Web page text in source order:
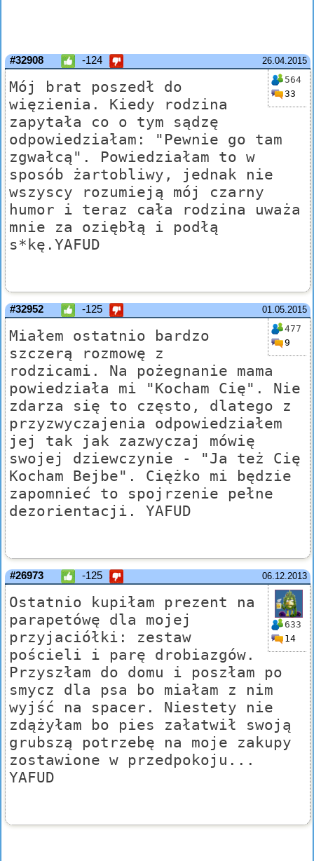
26.04.2015
#32908 -124
564
33
Mój brat poszedł do
więzienia. Kiedy rodzina
zapytała co o tym sądzę
odpowiedziałam: "Pewnie go tam
zgwałcą". Powiedziałam to w
sposób żartobliwy, jednak nie
wszyscy rozumieją mój czarny
humor i teraz cała rodzina uważa
mnie za oziębłą i podłą
s*kę.YAFUD
01.05.2015
#32952 -125
477
9
Miałem ostatnio bardzo
szczerą rozmowę z
rodzicami. Na pożegnanie mama
powiedziała mi "Kocham Cię". Nie
zdarza się to często, dlatego z
przyzwyczajenia odpowiedziałem
jej tak jak zazwyczaj mówię
swojej dziewczynie - "Ja też Cię
Kocham Bejbe". Ciężko mi będzie
zapomnieć to spojrzenie pełne
dezorientacji. YAFUD
06.12.2013
#26973 -125
633
14
Ostatnio kupiłam prezent na
parapetówę dla mojej
przyjaciółki: zestaw
pościeli i parę drobiazgów.
Przyszłam do domu i poszłam po
smycz dla psa bo miałam z nim
wyjść na spacer. Niestety nie
zdążyłam bo pies załatwił swoją
grubszą potrzebę na moje zakupy
zostawione w przedpokoju...
YAFUD